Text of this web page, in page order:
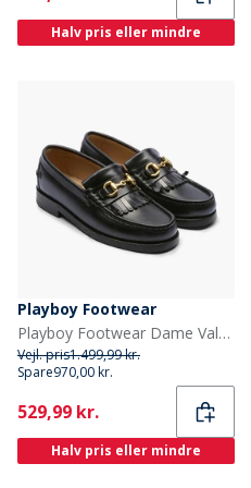
Halv pris eller mindre
Playboy Footwear
Playboy Footwear Dame Valerie Loafers Black Leather
Vejl. pris1.499,99 kr.
Spare970,00 kr.
Current
529,99 kr.
Halv pris eller mindre